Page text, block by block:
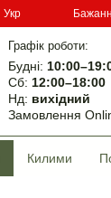
Укр
Графік роботи:
Будні:
Сб: 12:00–18:00
Нд: вихідний
Замовлення
Килими